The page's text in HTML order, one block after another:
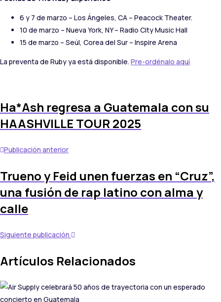
6 y 7 de marzo – Los Ángeles, CA – Peacock Theater.
10 de marzo – Nueva York, NY – Radio City Music Hall
15 de marzo – Seúl, Corea del Sur – Inspire Arena
La preventa de Ruby ya está disponible. Pre-ordénalo aquí
Ha*Ash regresa a Guatemala con su
HAASHVILLE TOUR 2025
Publicación anterior
Trueno y Feid unen fuerzas en “Cruz”,
una fusión de rap latino con alma y
calle
Siguiente publicación
Artículos Relacionados